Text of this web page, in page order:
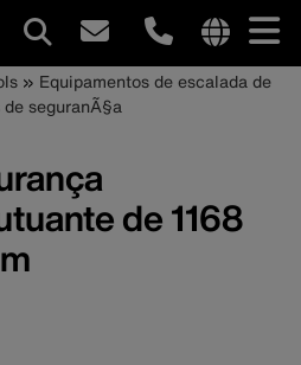
site
Equipamentos de escalada de
seguranÃ§a
de 1168